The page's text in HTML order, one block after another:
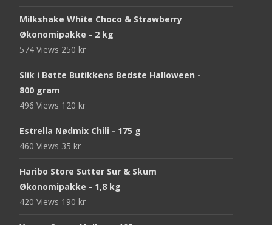
Milkshake White Choco & Strawberry
Økonomipakke - 2 kg
574 Views 250 kr
Slik i Bøtte Butikkens Bedste Halloween -
800 gram
496 Views 120 kr
Estrella Nødmix Chili - 175 g
460 Views 35 kr
Haribo Store Sutter Sur & Skum
Økonomipakke - 1,8 kg
420 Views 190 kr